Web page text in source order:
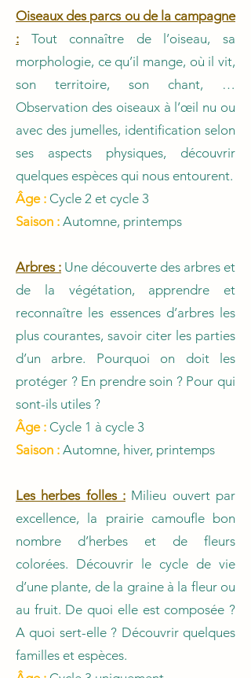
Oiseaux des parcs ou de la campagne
: Tout connaître de l’oiseau, sa
morphologie, ce qu’il mange, où il vit,
son territoire, son chant, …
Observation des oiseaux à l’œil nu ou
avec des jumelles, identification selon
ses aspects physiques, découvrir
quelques espèces qui nous entourent.
Âge : Cycle 2 et cycle 3
Saison : Automne, printemps
Arbres : Une découverte des arbres et
de la végétation, apprendre et
reconnaître les essences d’arbres les
plus courantes, savoir citer les parties
d’un arbre. Pourquoi on doit les
protéger ? En prendre soin ? Pour qui
sont-ils utiles ?
Âge : Cycle 1 à cycle 3
Saison : Automne, hiver, printemps
Les herbes folles : Milieu ouvert par
excellence, la prairie camoufle bon
nombre d’herbes et de fleurs
colorées. Découvrir le cycle de vie
d’une plante, de la graine à la fleur ou
au fruit. De quoi elle est composée ?
A quoi sert-elle ? Découvrir quelques
familles et espèces.